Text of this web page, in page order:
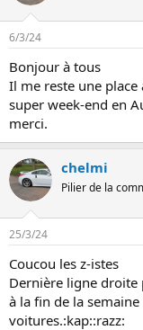
6/3/24
Bonjour à tous
Il me reste une
super week-end en
merci.
chelmi
Pilier de la
25/3/24
Coucou les z-istes
Dernière ligne droite
à la fin de la
voitures.:kap::razz: